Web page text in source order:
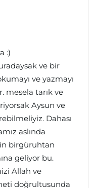
:)
ve bir
ve yazmayı
mesela tarık ve
Aysun ve
Dahası
aslında
birgüruhtan
geliyor bu.
Allah ve
doğrultusunda